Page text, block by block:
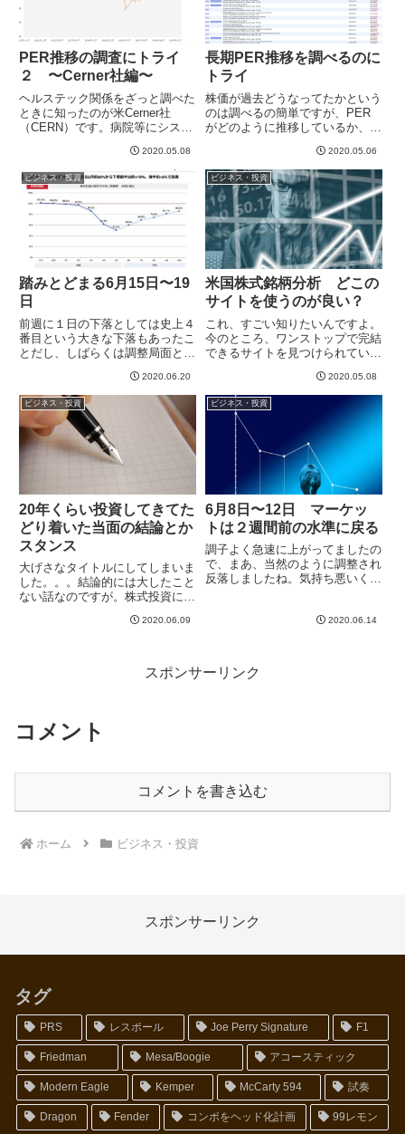
PER推移の調査にトライ
２ 〜Cerner社編〜
ヘルステック関係をざっと調べた
ときに知ったのが米Cerner社
（CERN）です。病院等にシステ
している会社で世界最大手のよう
です。山ほど特許を持っていま
す。電子カルテシステムのような
ものは、容易に他社にリプレー...
2020.05.08
長期PER推移を調べるのに
トライ
株価が過去どうなってたかという
のは調べるの簡単ですが、PER
がどのように推移しているか、と
ね。いろんなブログを読んで勉強
させていただいているのですが、
こちらのサイトで公開されている
ような分析をやってみようかと
思...
2020.05.06
ビジネス・投資
踏みとどまる6月15日〜19
日
前週に１日の下落としては史上４
番目という大きな下落もあったこ
とだし、しばらくは調整局面とい
いきや、今週のS&P500指数は前
週から1.86%増ということで、や
はり底堅い印象。ワクチン開発が
進めばバーっと上がり、...
2020.06.20
ビジネス・投資
米国株式銘柄分析 どこの
サイトを使うのが良い？
これ、すごい知りたいんですよ。
今のところ、ワンストップで完結
できるサイトを見つけられていま
違ったAtmosとCernerの２社の長
期PER推移を調べるために、ち
まちまとForm-10Q等から拾って
EXCELにま...
2020.05.08
ビジネス・投資
20年くらい投資してきてた
どり着いた当面の結論とか
スタンス
大げさなタイトルにしてしまいま
した。。。結論的には大したこと
ない話なのですが。株式投資につ
た別です。私自身、そうとう紆余
きて、スタイルを確立しつつあ
2020.06.09
ビジネス・投資
6月8日〜12日 マーケッ
トは２週間前の水準に戻る
調子よく急速に上がってましたの
で、まあ、当然のように調整され
反落しましたね。気持ち悪いくら
ったですが、6月11日には史上４
ほ...
2020.06.14
スポンサーリンク
コメント
コメントを書き込む
ホーム ビジネス・投資
スポンサーリンク
タグ
PRS レスポール Joe Perry Signature F1
Friedman Mesa/Boogie アコースティック
Modern Eagle Kemper McCarty 594 試奏
Dragon Fender コンボをヘッド化計画 99レモン